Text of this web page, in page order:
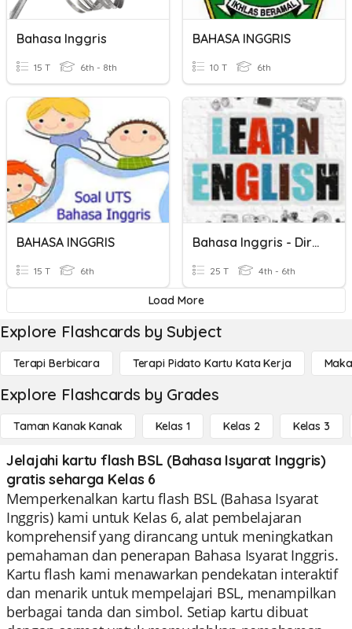
Bahasa Inggris
15 T 6th - 8th
BAHASA INGGRIS
10 T 6th
BAHASA INGGRIS
15 T 6th
Bahasa Inggris - Direction
25 T 4th - 6th
Load More
Explore Flashcards by Subject
Terapi Berbicara Terapi Pidato Kartu Kata Kerja
Explore Flashcards by Grades
Taman Kanak Kanak Kelas 1 Kelas 2 Kelas 3
Jelajahi kartu flash BSL (Bahasa Isyarat Inggris)
gratis seharga Kelas 6
Memperkenalkan kartu flash BSL (Bahasa Isyarat
Inggris) kami untuk Kelas 6, alat pembelajaran
komprehensif yang dirancang untuk meningkatkan
pemahaman dan penerapan Bahasa Isyarat Inggris.
Kartu flash kami menawarkan pendekatan interaktif
dan menarik untuk mempelajari BSL, menampilkan
berbagai tanda dan simbol. Setiap kartu dibuat